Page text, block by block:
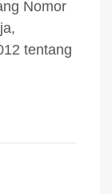
Nomor
tentang